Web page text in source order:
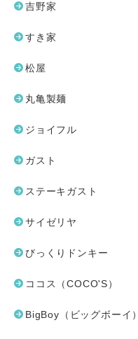
吉野家
すき家
松屋
丸亀製麺
ジョイフル
ガスト
ステーキガスト
サイゼリヤ
びっくりドンキー
ココス（COCO'S）
BigBoy（ビッグボーイ）